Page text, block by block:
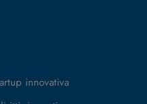
innovativa